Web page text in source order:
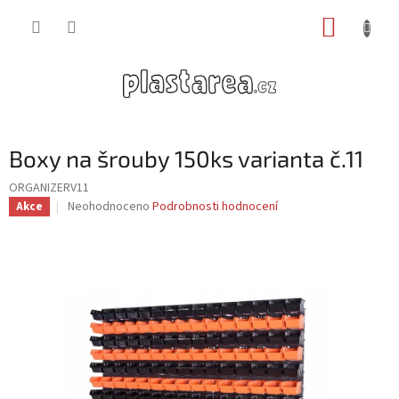
Boxy na šrouby 150ks varianta č.11
ORGANIZERV11
Akce
Průměrné
hvězdiček.
Neohodnoceno Podrobnosti hodnocení